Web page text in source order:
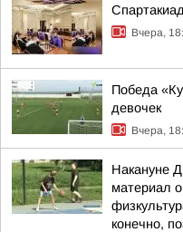
Вчера,
Победа
девочек
Вчера,
Накануне
материал
конечно,